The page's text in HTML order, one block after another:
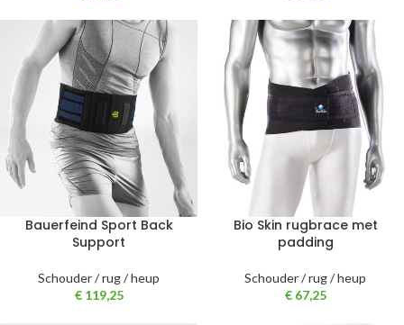
Bauerfeind Sport Back
Support
Schouder / rug / heup
€119,25
Bio Skin rugbrace met
padding
Schouder / rug / heup
€67,25